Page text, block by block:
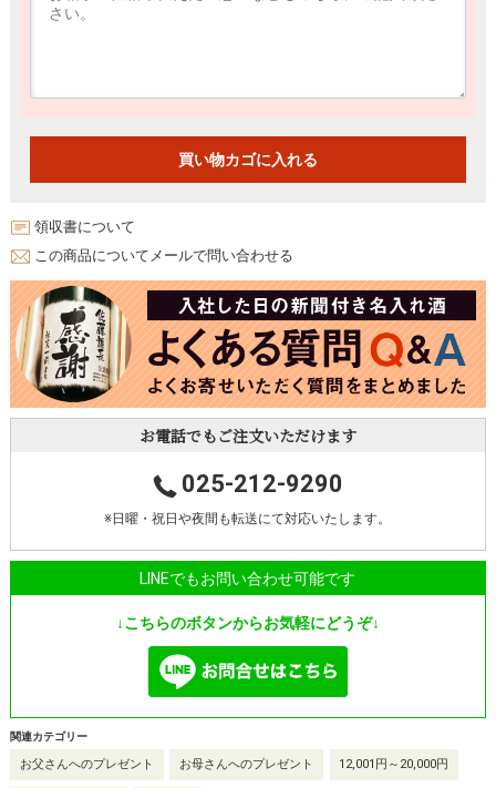
領収書について
この商品についてメールで問い合わせる
お電話でもご注文いただけます
025-212-9290
※日曜・祝日や夜間も転送にて対応いたします。
LINEでもお問い合わせ可能です
↓こちらのボタンからお気軽にどうぞ↓
関連カテゴリー
お父さんへのプレゼント お母さんへのプレゼント 12,001円～20,000円